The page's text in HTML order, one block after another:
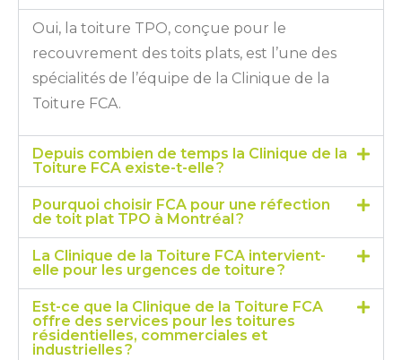
Oui, la toiture TPO, conçue pour le
recouvrement des toits plats, est l’une des
spécialités de l’équipe de la Clinique de la
Toiture FCA.
Depuis combien de temps la Clinique de la
Toiture FCA existe-t-elle ?
Pourquoi choisir FCA pour une réfection
de toit plat TPO à Montréal ?
La Clinique de la Toiture FCA intervient-
elle pour les urgences de toiture ?
Est-ce que la Clinique de la Toiture FCA
offre des services pour les toitures
résidentielles, commerciales et
industrielles ?